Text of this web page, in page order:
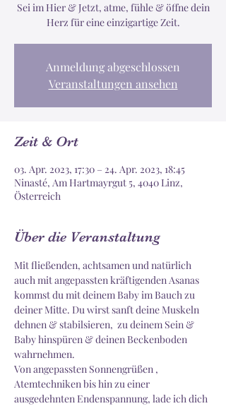
Sei im Hier & Jetzt, atme, fühle & öffne dein
Herz für eine einzigartige Zeit.
Anmeldung abgeschlossen
Veranstaltungen ansehen
Zeit & Ort
03. Apr. 2023, 17:30 – 24. Apr. 2023, 18:45
Ninasté, Am Hartmayrgut 5, 4040 Linz,
Österreich
Über die Veranstaltung
Mit fließenden, achtsamen und natürlich
auch mit angepassten kräftigenden Asanas
kommst du mit deinem Baby im Bauch zu
deiner Mitte. Du wirst sanft deine Muskeln
dehnen & stabilsieren,  zu deinem Sein &
Baby hinspüren & deinen Beckenboden
wahrnehmen.
Von angepassten Sonnengrüßen ,
Atemtechniken bis hin zu einer
ausgedehnten Endenspannung, lade ich dich